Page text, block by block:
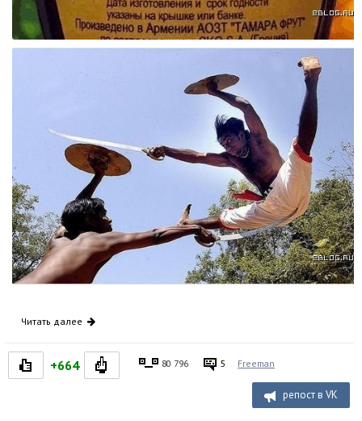
Читать далее
+664 80 796 5 Freeman
репост в VK